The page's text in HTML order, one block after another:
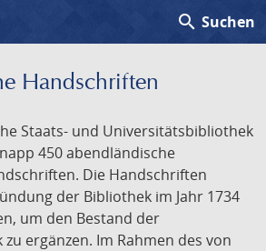
search Suchen
Handschriften
Staats- und Universitätsbibliothek
450 abendländische
Die Handschriften
der Bibliothek im Jahr 1734
um den Bestand der
ergänzen. Im Rahmen des von